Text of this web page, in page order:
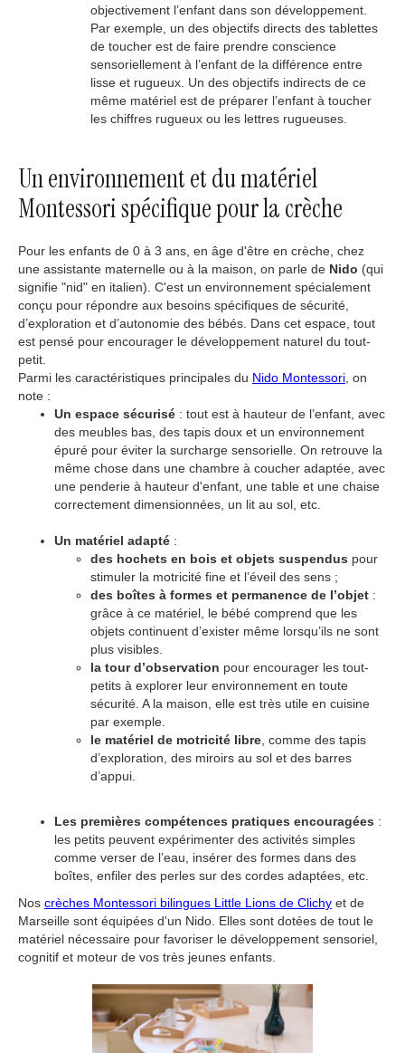
objectivement l’enfant dans son développement.
Par exemple, un des objectifs directs des tablettes
de toucher est de faire prendre conscience
sensoriellement à l’enfant de la différence entre
lisse et rugueux. Un des objectifs indirects de ce
même matériel est de préparer l’enfant à toucher
les chiffres rugueux ou les lettres rugueuses.
Un environnement et du matériel
Montessori spécifique pour la crèche
Pour les enfants de 0 à 3 ans, en âge d'être en crèche, chez
une assistante maternelle ou à la maison, on parle de Nido (qui
signifie "nid" en italien). C'est un environnement spécialement
conçu pour répondre aux besoins spécifiques de sécurité,
d’exploration et d’autonomie des bébés. Dans cet espace, tout
est pensé pour encourager le développement naturel du tout-
petit.
Parmi les caractéristiques principales du Nido Montessori , on
note :
Un espace sécurisé : tout est à hauteur de l’enfant, avec
des meubles bas, des tapis doux et un environnement
épuré pour éviter la surcharge sensorielle. On retrouve la
même chose dans une chambre à coucher adaptée, avec
une penderie à hauteur d'enfant, une table et une chaise
correctement dimensionnées, un lit au sol, etc.
Un matériel adapté :
des hochets en bois et objets suspendus pour
stimuler la motricité fine et l’éveil des sens ;
des boîtes à formes et permanence de l’objet :
grâce à ce matériel, le bébé comprend que les
objets continuent d’exister même lorsqu’ils ne sont
plus visibles.
la tour d’observation pour encourager les tout-
petits à explorer leur environnement en toute
sécurité. A la maison, elle est très utile en cuisine
par exemple.
le matériel de motricité libre , comme des tapis
d’exploration, des miroirs au sol et des barres
d’appui.
Les premières compétences pratiques encouragées :
les petits peuvent expérimenter des activités simples
comme verser de l’eau, insérer des formes dans des
boîtes, enfiler des perles sur des cordes adaptées, etc.
Nos crèches Montessori bilingues Little Lions de Clichy et de
Marseille sont équipées d'un Nido. Elles sont dotées de tout le
matériel nécessaire pour favoriser le développement sensoriel,
cognitif et moteur de vos très jeunes enfants.